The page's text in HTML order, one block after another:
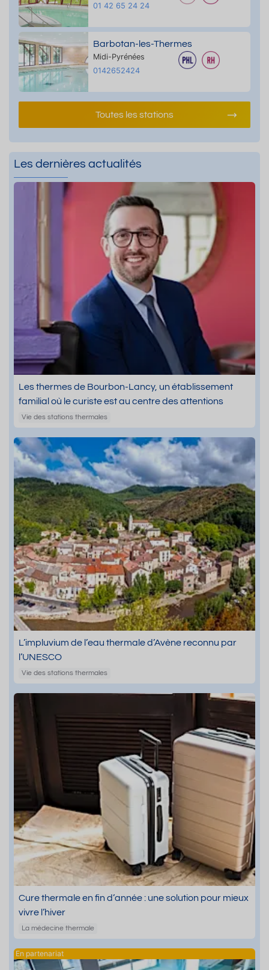
01 42 65 24 24
Barbotan-les-Thermes
Midi-Pyrénées
0142652424
Toutes les stations
Les dernières actualités
Les thermes de Bourbon-Lancy, un établissement
familial où le curiste est au centre des attentions
Vie des stations thermales
L’impluvium de l’eau thermale d’Avène reconnu par
l’UNESCO
Vie des stations thermales
Cure thermale en fin d’année : une solution pour mieux
vivre l’hiver
La médecine thermale